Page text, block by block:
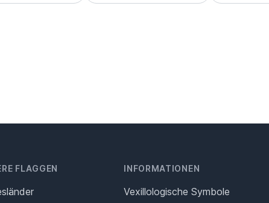
FLAGGEN INFORMATIONEN
Vexillologische Symbole